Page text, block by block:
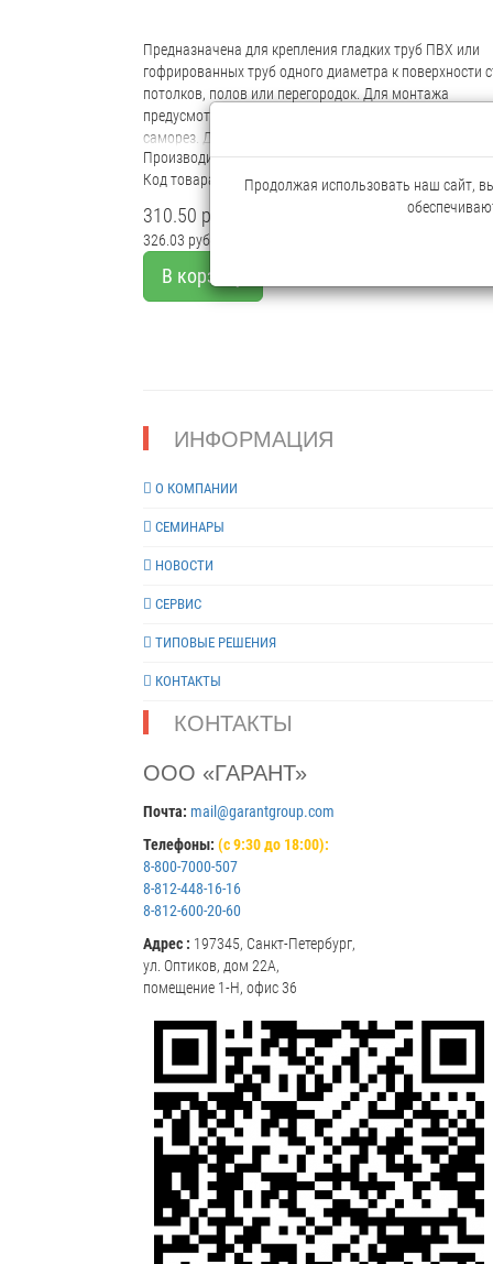
Предназначена для крепления гладких труб ПВХ или
гофрированных труб одного диаметра к поверхности
потолков, полов или перегородок. Для монтажа
предусмотрено технологическое отверстие под
саморез. Для удобства блочного монтажа
состыковываются друг с другом с помощью
фиксаторов типа «ласточкин хвост».
Производитель:Промрукав
Код товара: 85442
310.50 руб.
326.03 руб.
В корзину
ИНФОРМАЦИЯ
О КОМПАНИИ
СЕМИНАРЫ
НОВОСТИ
СЕРВИС
ТИПОВЫЕ РЕШЕНИЯ
КОНТАКТЫ
КОНТАКТЫ
ООО «ГАРАНТ»
Почта: mail@garantgroup.com
Телефоны: (с 9:30 до 18:00):
8-800-7000-507
8-812-448-16-16
8-812-600-20-60
Адрес : 197345, Санкт-Петербург,
ул. Оптиков, дом 22А,
помещение 1-Н, офис 36
Продолжая использовать наш сайт,